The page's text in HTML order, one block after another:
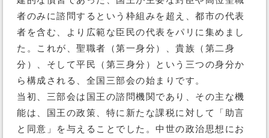
者のみに諮問するという枠組みを超え、都市の代表
者を含む、より広範な臣民の代表をパリに集めまし
た。これが、聖職者（第一身分）、貴族（第二身
分）、そして平民（第三身分）という三つの身分か
ら構成される、全国三部会の始まりです。
当初、三部会は国王の諮問機関であり、その主な機
能は、国王の政策、特に新たな課税に対して「助言
と同意」を与えることでした。中世の政治思想にお